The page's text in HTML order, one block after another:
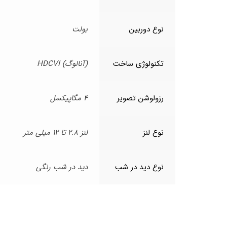
نوع دوربین بولت
تکنولوژی ساخت (آنالوگ) HDCVI
رزولوشن تصویر 4 مگاپیکسل
نوع لنز لنز 2.8 تا 12 میلی متر
نوع دید در شب دید در شب رنگی